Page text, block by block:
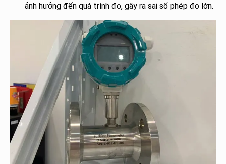
ảnh hưởng đến quá trình đo, gây ra sai số phép đo lớn.